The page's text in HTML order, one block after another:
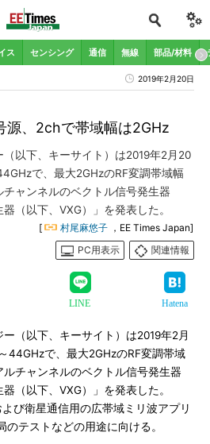
ス センシング 通信 無線 部品/材料
2019年2月20日
源、2chで帯域幅は2GHz
以下、キーサイト）は2019年2月20
で、最大2GHzのRF変調帯域幅
ャンネルのベクトル信号発生器
（以下、VXG）」を発表した。
[ 村尾麻悠子 ，EE Times Japan]
PC用表示
関連情報
LINE Hatena
（以下、キーサイト）は2019年2月
44GHzで、最大2GHzのRF変調帯域
チャンネルのベクトル信号発生器
（以下、VXG）」を発表した。
び衛星通信用の広帯域ミリ波アプリ
テストなどの用途に向ける。